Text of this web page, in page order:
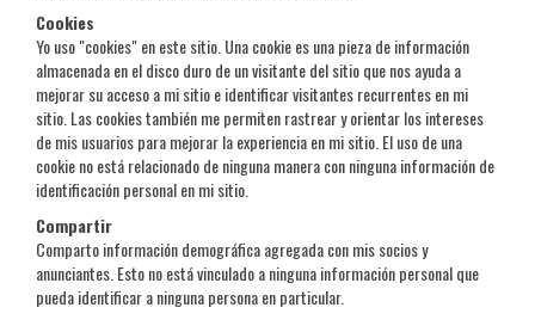
Cookies
Yo uso "cookies" en este sitio. Una cookie es una pieza de información
almacenada en el disco duro de un visitante del sitio que nos ayuda a
mejorar su acceso a mi sitio e identificar visitantes recurrentes en mi
sitio. Las cookies también me permiten rastrear y orientar los intereses
de mis usuarios para mejorar la experiencia en mi sitio. El uso de una
cookie no está relacionado de ninguna manera con ninguna información de
identificación personal en mi sitio.
Compartir
Comparto información demográfica agregada con mis socios y
anunciantes. Esto no está vinculado a ninguna información personal que
pueda identificar a ninguna persona en particular.